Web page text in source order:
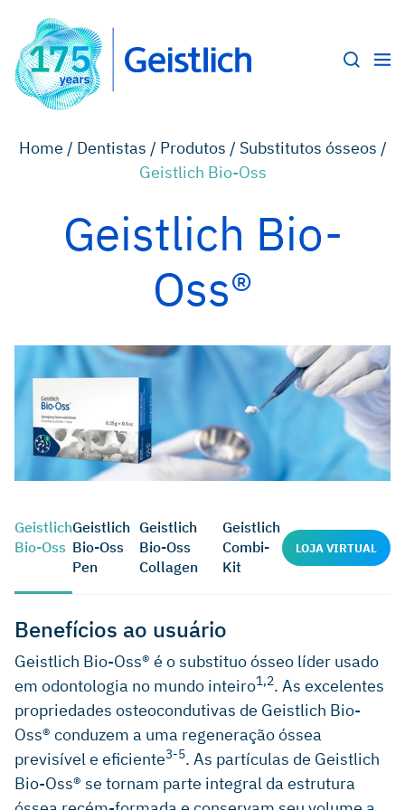
Home / Dentistas / Produtos / Substitutos ósseos /
Geistlich Bio-Oss
Geistlich Bio-
Oss®
Geistlich
Bio-Oss
Geistlich
Bio-Oss
Pen
Geistlich
Bio-Oss
Collagen
Geistlich
Combi-
Kit
LOJA VIRTUAL
Benefícios ao usuário
Geistlich Bio-Oss® é o substituo ósseo líder usado
em odontologia no mundo inteiro1,2. As excelentes
propriedades osteocondutivas de Geistlich Bio-
Oss® conduzem a uma regeneração óssea
previsível e eficiente3-5. As partículas de Geistlich
Bio-Oss® se tornam parte integral da estrutura